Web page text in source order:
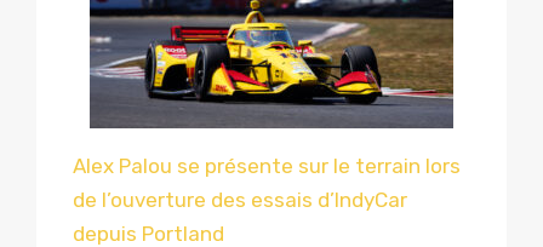
Alex Palou se présente sur le terrain lors
de l’ouverture des essais d’IndyCar
depuis Portland